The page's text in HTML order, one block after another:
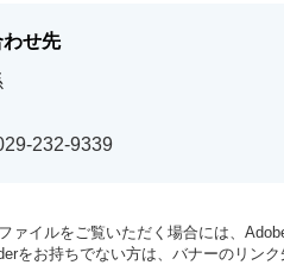
せ先
232-9339
ァイルをご覧いただく場合には、
をお持ちでない方は、バナーのリン